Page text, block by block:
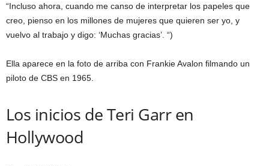
“Incluso ahora, cuando me canso de interpretar los papeles que
creo, pienso en los millones de mujeres que quieren ser yo, y
vuelvo al trabajo y digo: ‘Muchas gracias’. “)
Ella aparece en la foto de arriba con Frankie Avalon filmando un
piloto de CBS en 1965.
Los inicios de Teri Garr en
Hollywood